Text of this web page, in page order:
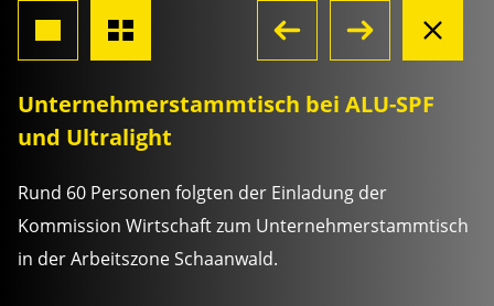
Unternehmerstammtisch bei ALU-SPF
und Ultralight
Rund 60 Personen folgten der Einladung der
Kommission Wirtschaft zum Unternehmerstammtisch
in der Arbeitszone Schaanwald.